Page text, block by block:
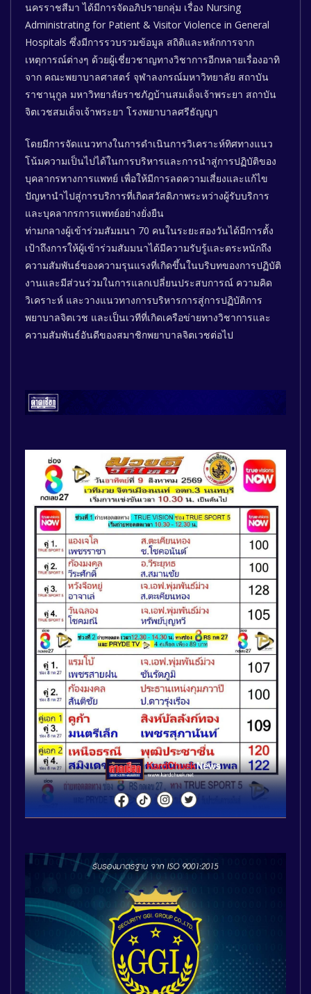
นครราชสีมา ได้มีการจัดอภิปรายกลุ่ม เรื่อง Nursing
Administrating for Patient & Visitor Violence in General
Hospitals ซึ่งมีการรวบรวมข้อมูล สถิติและหลักการจาก
เหตุการณ์ต่างๆ ด้วยผู้เชี่ยวชาญทางวิชาการอีกหลายเรื่องอาทิ
จาก คณะพยาบาลศาสตร์ จุฬาลงกรณ์มหาวิทยาลัย สถาบัน
ราชานุกูล มหาวิทยาลัยราชภัฎบ้านสมเด็จเจ้าพระยา สถาบัน
จิตเวชสมเด็จเจ้าพระยา โรงพยาบาลศรีธัญญา
โดยมีการจัดแนวทางในการดำเนินการวิเคราะห์ทิศทางแนว
โน้มความเป็นไปได้ในการบริหารและการนำสู่การปฏิบัติของ
บุคลากรทางการแพทย์ เพื่อให้มีการลดความเสี่ยงและแก้ไข
ปัญหานำไปสู่การบริการที่เกิดสวัสดิภาพระหว่างผู้รับบริการ
และบุคลากรการแพทย์อย่างยั่งยืน
ท่ามกลางผู้เข้าร่วมสัมมนา 70 คนในระยะสองวันได้มีการตั้ง
เป้าถึงการให้ผู้เข้าร่วมสัมมนาได้มีความรับรู้และตระหนักถึง
ความสัมพันธ์ของความรุนแรงที่เกิดขึ้นในบริบทของการปฏิบัติ
งานและมีส่วนร่วมในการแลกเปลี่ยนประสบการณ์ ความคิด
วิเคราะห์ และวางแนวทางการบริหารการสู่การปฏิบัติการ
พยาบาลจิตเวช และเป็นเวทีที่เกิดเครือข่ายทางวิชาการและ
ความสัมพันธ์อันดีของสมาชิกพยาบาลจิตเวชต่อไป